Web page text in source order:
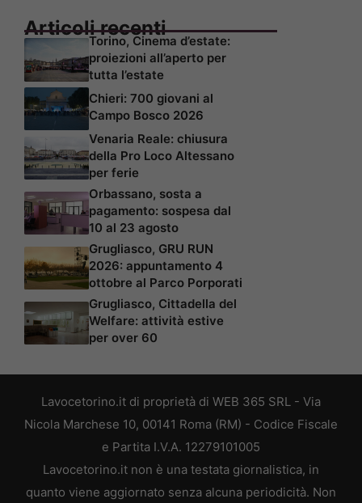
Articoli recenti
Torino, Cinema d’estate:
proiezioni all’aperto per
tutta l’estate
Chieri: 700 giovani al
Campo Bosco 2026
Venaria Reale: chiusura
della Pro Loco Altessano
per ferie
Orbassano, sosta a
pagamento: sospesa dal
10 al 23 agosto
Grugliasco, GRU RUN
2026: appuntamento 4
ottobre al Parco Porporati
Grugliasco, Cittadella del
Welfare: attività estive
per over 60
Lavocetorino.it di proprietà di WEB 365 SRL - Via
Nicola Marchese 10, 00141 Roma (RM) - Codice Fiscale
e Partita I.V.A. 12279101005
Lavocetorino.it non è una testata giornalistica, in
quanto viene aggiornato senza alcuna periodicità. Non